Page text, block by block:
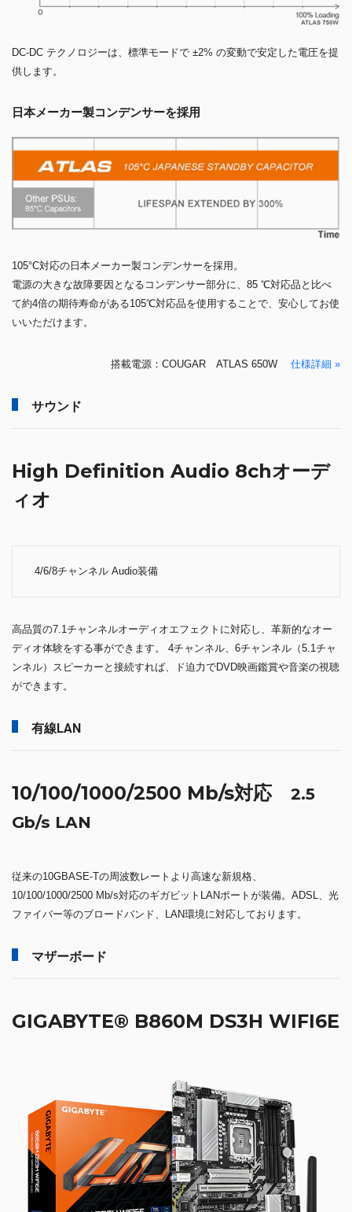
DC-DC テクノロジーは、標準モードで ±2% の変動で安定した電圧を提
供します。
日本メーカー製コンデンサーを採用
105°C対応の日本メーカー製コンデンサーを採用。
電源の大きな故障要因となるコンデンサー部分に、85 ℃対応品と比べ
て約4倍の期待寿命がある105℃対応品を使用することで、安心してお使
いいただけます。
搭載電源：COUGAR ATLAS 650W 仕様詳細 »
サウンド
High Definition Audio 8chオーデ
ィオ
4/6/8チャンネル Audio装備
高品質の7.1チャンネルオーディオエフェクトに対応し、革新的なオー
ディオ体験をする事ができます。 4チャンネル、6チャンネル（5.1チャ
ンネル）スピーカーと接続すれば、ド迫力でDVD映画鑑賞や音楽の視聴
ができます。
有線LAN
10/100/1000/2500 Mb/s対応 2.5
Gb/s LAN
従来の10GBASE-Tの周波数レートより高速な新規格、
10/100/1000/2500 Mb/s対応のギガビットLANポートが装備。ADSL、光
ファイバー等のブロードバンド、LAN環境に対応しております。
マザーボード
GIGABYTE® B860M DS3H WIFI6E